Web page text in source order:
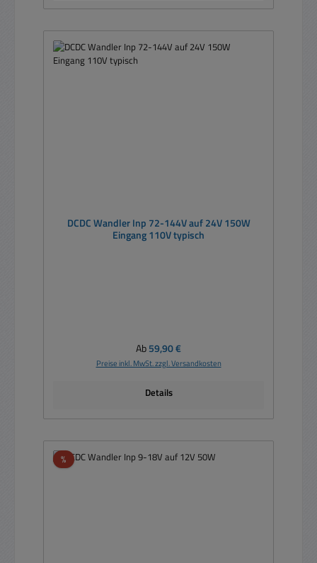
DCDC Wandler Inp 72-144V auf 24V 150W
Eingang 110V typisch
Regulärer Preis:
Ab59,90 €
Preise inkl. MwSt. zzgl. Versandkosten
Details
%Rabatt